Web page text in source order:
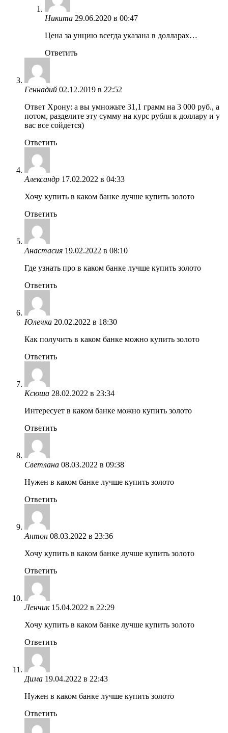
Никита 29.06.2020 в 00:47
Цена за унцию всегда указана в долларах…
Ответить
Геннадий 02.12.2019 в 22:52
Ответ Хрону: а вы умножьте 31,1 грамм на 3 000 руб., а
потом, разделите эту сумму на курс рубля к доллару и у
вас все сойдется)
Ответить
Александр 17.02.2022 в 04:33
Хочу купить в каком банке лучше купить золото
Ответить
Анастасия 19.02.2022 в 08:10
Где узнать про в каком банке лучше купить золото
Ответить
Юлечка 20.02.2022 в 18:30
Как получить в каком банке можно купить золото
Ответить
Ксюша 28.02.2022 в 23:34
Интересует в каком банке можно купить золото
Ответить
Светлана 08.03.2022 в 09:38
Нужен в каком банке лучше купить золото
Ответить
Антон 08.03.2022 в 23:36
Хочу купить в каком банке лучше купить золото
Ответить
Ленчик 15.04.2022 в 22:29
Хочу купить в каком банке лучше купить золото
Ответить
Дима 19.04.2022 в 22:43
Нужен в каком банке лучше купить золото
Ответить